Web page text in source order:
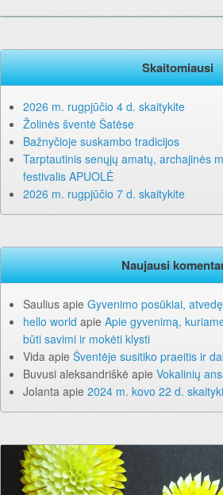
Skaitomiausi
2026 m. rugpjūčio 4 d. skaitykite
Žolinės šventė Šatėse
Bažnyčioje suskambo tradicijos
Tarptautinis senųjų amatų, archajinės
festivalis APUOLĖ
2026 m. rugpjūčio 7 d. skaitykite
Naujausi
Saulius apie Gyvenimo posūkiai,
hello world apie Apie gyvenimą,
būti savimi ir mokėti klysti
Vida apie Šventėje susitiko praeitis ir
Buvusi aleksandriškė apie Vokalinių
Jolanta apie 2024 m. kovo 22 d.